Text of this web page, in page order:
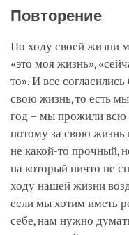
Повторение
По ходу своей жизни
«это моя жизнь»,
то». И все
свою жизнь, то есть
год – мы прожили
потому за свою
не какой-то прочный,
на который ничто не
ходу нашей жизни
если мы хотим иметь
себе, нам нужно